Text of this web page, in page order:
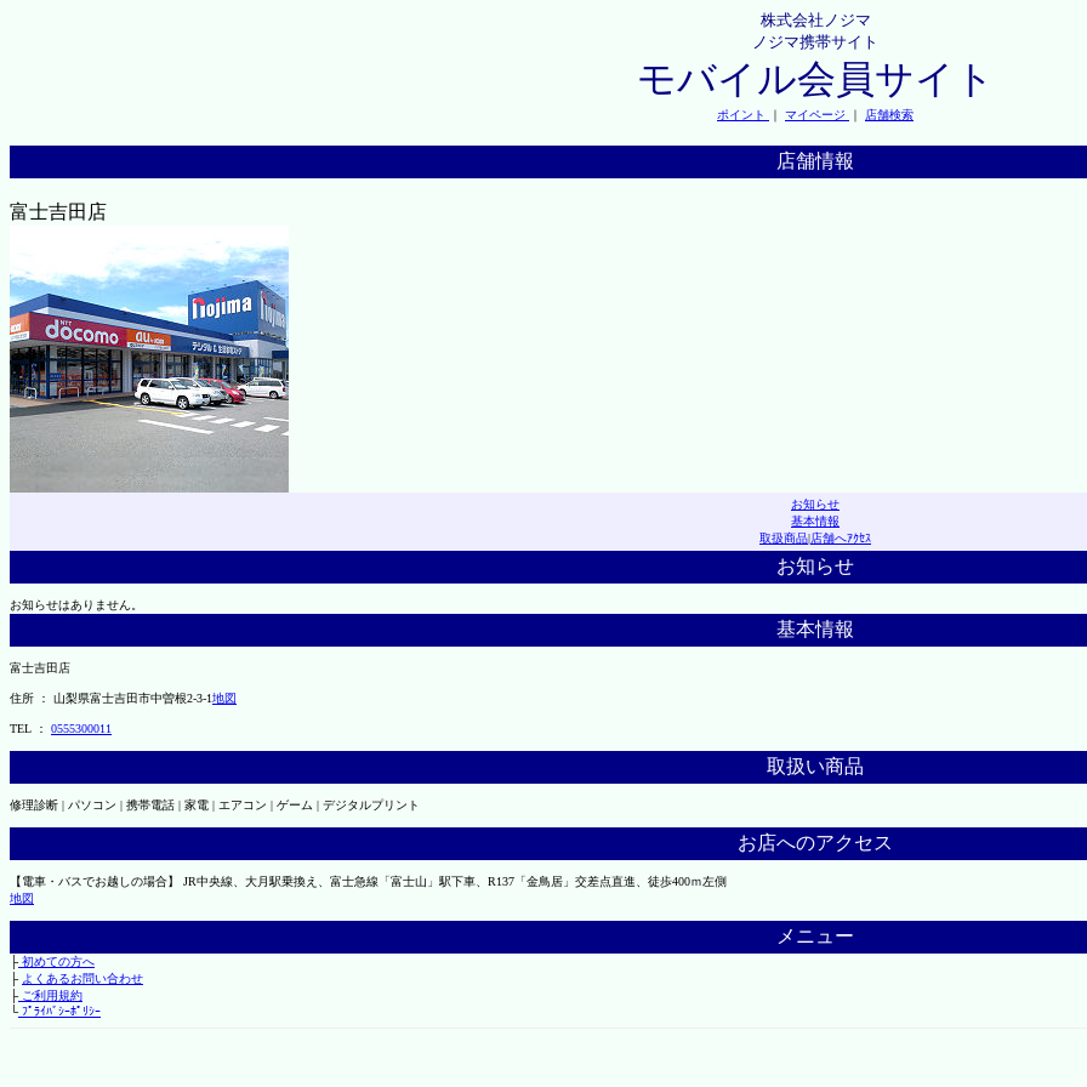
株式会社ノジマ
ノジマ携帯サイト
モバイル会員サイト
ポイント ｜ マイページ ｜ 店舗検索
店舗情報
富士吉田店
お知らせ
基本情報
取扱商品|店舗へｱｸｾｽ
お知らせ
お知らせはありません。
基本情報
富士吉田店
住所 ： 山梨県富士吉田市中曽根2-3-1地図
TEL ： 0555300011
取扱い商品
修理診断 | パソコン | 携帯電話 | 家電 | エアコン | ゲーム | デジタルプリント
お店へのアクセス
【電車・バスでお越しの場合】 JR中央線、大月駅乗換え、富士急線「富士山」駅下車、R137「金鳥居」交差点直進、徒歩400ｍ左側
地図
メニュー
├初めての方へ
├ よくあるお問い合わせ
├ご利用規約
└ﾌﾟﾗｲﾊﾞｼｰﾎﾟﾘｼｰ